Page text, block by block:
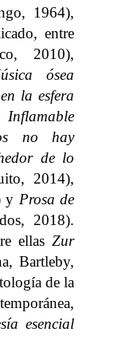
1964),
entre
2010),
ósea
la esfera
Inflamable
no hay
de lo
2014),
y Prosa de
2018).
ellas Zur
Bartleby,
de la
esencial